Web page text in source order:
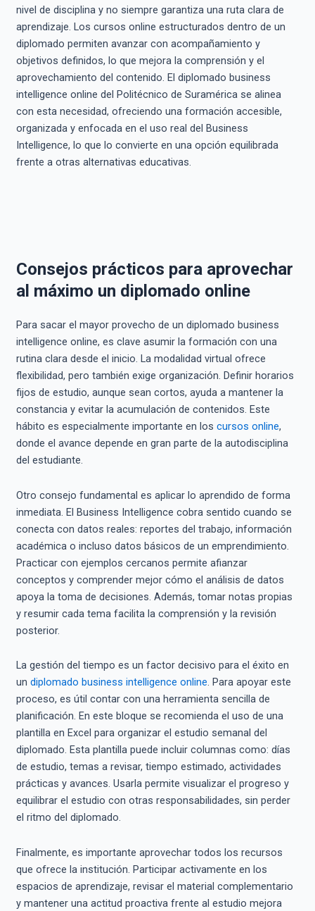
nivel de disciplina y no siempre garantiza una ruta clara de
aprendizaje. Los cursos online estructurados dentro de un
diplomado permiten avanzar con acompañamiento y
objetivos definidos, lo que mejora la comprensión y el
aprovechamiento del contenido. El diplomado business
intelligence online del Politécnico de Suramérica se alinea
con esta necesidad, ofreciendo una formación accesible,
organizada y enfocada en el uso real del Business
Intelligence, lo que lo convierte en una opción equilibrada
frente a otras alternativas educativas.
Consejos prácticos para aprovechar
al máximo un diplomado online
Para sacar el mayor provecho de un diplomado business
intelligence online, es clave asumir la formación con una
rutina clara desde el inicio. La modalidad virtual ofrece
flexibilidad, pero también exige organización. Definir horarios
fijos de estudio, aunque sean cortos, ayuda a mantener la
constancia y evitar la acumulación de contenidos. Este
hábito es especialmente importante en los cursos online,
donde el avance depende en gran parte de la autodisciplina
del estudiante.
Otro consejo fundamental es aplicar lo aprendido de forma
inmediata. El Business Intelligence cobra sentido cuando se
conecta con datos reales: reportes del trabajo, información
académica o incluso datos básicos de un emprendimiento.
Practicar con ejemplos cercanos permite afianzar
conceptos y comprender mejor cómo el análisis de datos
apoya la toma de decisiones. Además, tomar notas propias
y resumir cada tema facilita la comprensión y la revisión
posterior.
La gestión del tiempo es un factor decisivo para el éxito en
un diplomado business intelligence online. Para apoyar este
proceso, es útil contar con una herramienta sencilla de
planificación. En este bloque se recomienda el uso de una
plantilla en Excel para organizar el estudio semanal del
diplomado. Esta plantilla puede incluir columnas como: días
de estudio, temas a revisar, tiempo estimado, actividades
prácticas y avances. Usarla permite visualizar el progreso y
equilibrar el estudio con otras responsabilidades, sin perder
el ritmo del diplomado.
Finalmente, es importante aprovechar todos los recursos
que ofrece la institución. Participar activamente en los
espacios de aprendizaje, revisar el material complementario
y mantener una actitud proactiva frente al estudio mejora